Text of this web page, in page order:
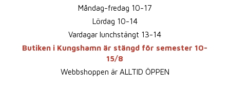
Måndag-fredag 10-17
Lördag 10-14
Vardagar lunchstängt 13-14
Butiken i Kungshamn är stängd för semester 10-
15/8
Webbshoppen är ALLTID ÖPPEN